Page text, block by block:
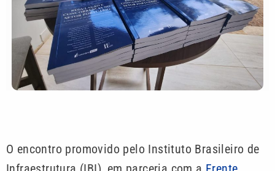
O encontro promovido pelo Instituto Brasileiro de